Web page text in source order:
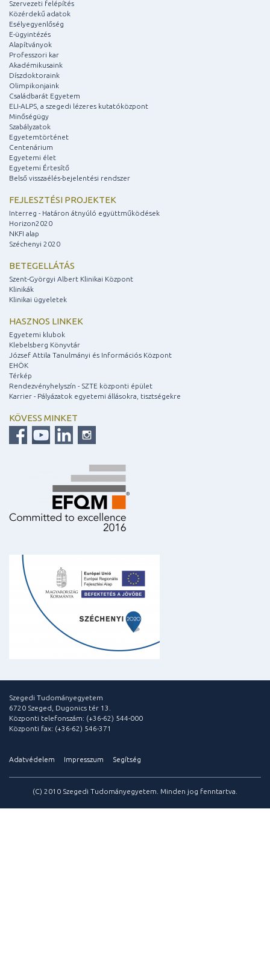
Szervezeti felépítés
Közérdekű adatok
Esélyegyenlőség
E-ügyintézés
Alapítványok
Professzori kar
Akadémikusaink
Díszdoktoraink
Olimpikonjaink
Családbarát Egyetem
ELI-ALPS, a szegedi lézeres kutatóközpont
Minőségügy
Szabályzatok
Egyetemtörténet
Centenárium
Egyetemi élet
Egyetemi Értesítő
Belső visszaélés-bejelentési rendszer
FEJLESZTÉSI PROJEKTEK
Interreg - Határon átnyúló együttműködések
Horizon2020
NKFI alap
Széchenyi 2020
BETEGELLÁTÁS
Szent-Györgyi Albert Klinikai Központ
Klinikák
Klinikai ügyeletek
HASZNOS LINKEK
Egyetemi klubok
Klebelsberg Könyvtár
József Attila Tanulmányi és Információs Központ
EHÖK
Térkép
Rendezvényhelyszín - SZTE központi épület
Karrier - Pályázatok egyetemi állásokra, tisztségekre
KÖVESS MINKET
Szegedi Tudományegyetem
6720 Szeged, Dugonics tér 13.
Központi telefonszám: (+36-62) 544-000
Központi fax: (+36-62) 546-371
Adatvédelem Impresszum Segítség
(C) 2010 Szegedi Tudományegyetem. Minden jog fenntartva.